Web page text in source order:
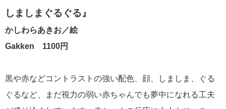
しましまぐるぐる』
かしわらあきお／絵
Gakken 1100円
黒や赤などコントラストの強い配色、顔、しましま、ぐる
ぐるなど、まだ視力の弱い赤ちゃんでも夢中になれる工夫